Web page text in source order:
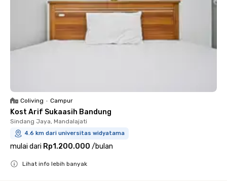
Coliving • Campur
Kost Arif Sukaasih Bandung
Sindang Jaya, Mandalajati
4.6 km dari universitas widyatama
mulai dari Rp1.200.000 /bulan
Lihat info lebih banyak